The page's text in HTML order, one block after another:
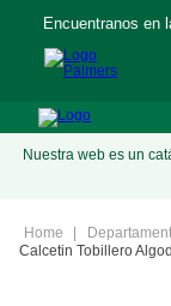
Encuentranos en
Nuestra web es un
Calcetin Tobillero